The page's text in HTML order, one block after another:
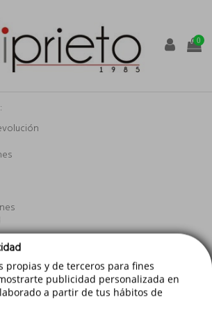
0
propias y de terceros para fines
publicidad personalizada en
a partir de tus hábitos de